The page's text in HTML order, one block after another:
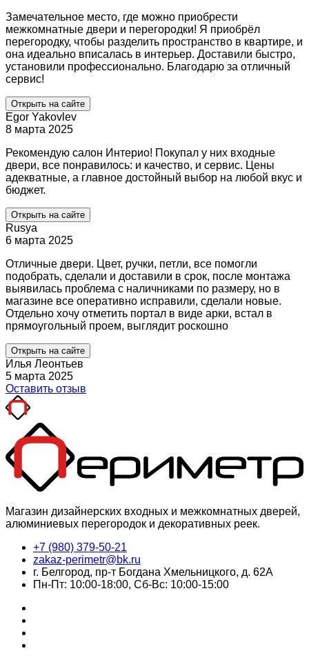
Замечательное место, где можно приобрести
межкомнатные двери и перегородки! Я приобрёл
перегородку, чтобы разделить пространство в квартире, и
она идеально вписалась в интерьер. Доставили быстро,
установили профессионально. Благодарю за отличный
сервис!
Открыть на сайте
Egor Yakovlev
8 марта 2025
Рекомендую салон Интерио! Покупал у них входные
двери, все понравилось: и качество, и сервис. Цены
адекватные, а главное достойный выбор на любой вкус и
бюджет.
Открыть на сайте
Rusya
6 марта 2025
Отличные двери. Цвет, ручки, петли, все помогли
подобрать, сделали и доставили в срок, после монтажа
выявилась проблема с наличниками по размеру, но в
магазине все оперативно исправили, сделали новые.
Отдельно хочу отметить портал в виде арки, встал в
прямоугольный проем, выглядит роскошно
Открыть на сайте
Илья Леонтьев
5 марта 2025
Оставить отзыв
Магазин дизайнерских входных и межкомнатных дверей,
алюминиевых перегородок и декоративных реек.
+7 (980) 379-50-21
zakaz-perimetr@bk.ru
г. Белгород, пр-т Богдана Хмельницкого, д. 62А
Пн-Пт: 10:00-18:00, Сб-Вс: 10:00-15:00